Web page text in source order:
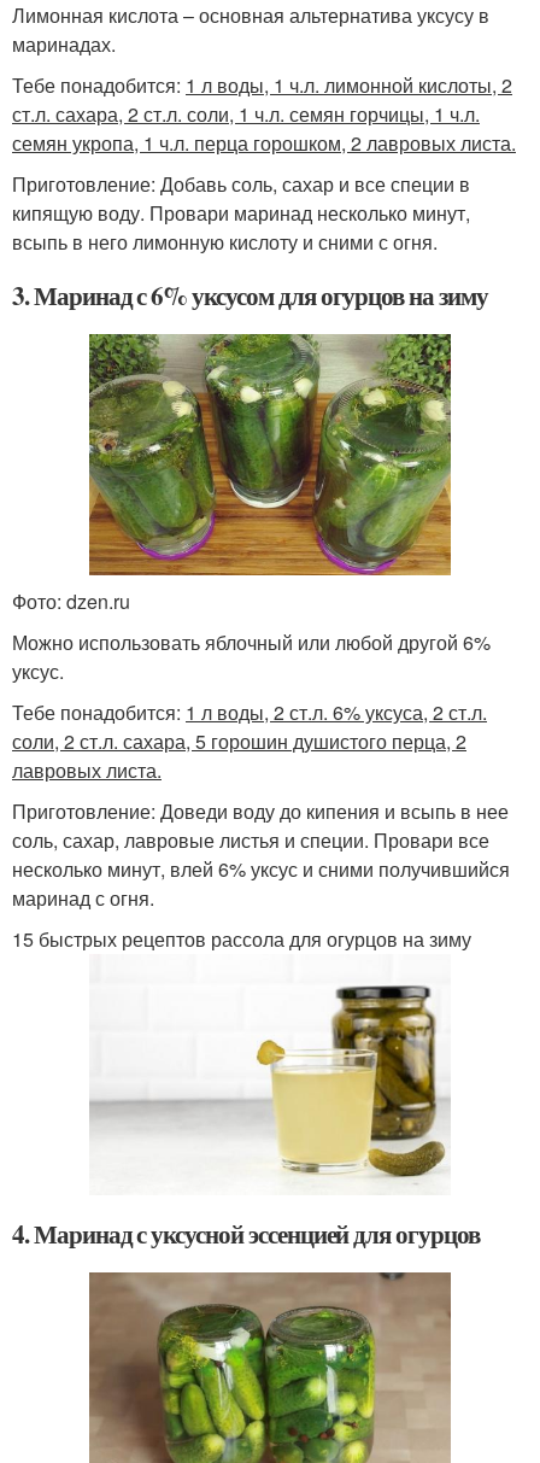
Лимонная кислота – основная альтернатива уксусу в
маринадах.
Тебе понадобится: 1 л воды, 1 ч.л. лимонной кислоты, 2
ст.л. сахара, 2 ст.л. соли, 1 ч.л. семян горчицы, 1 ч.л.
семян укропа, 1 ч.л. перца горошком, 2 лавровых листа.
Приготовление: Добавь соль, сахар и все специи в
кипящую воду. Провари маринад несколько минут,
всыпь в него лимонную кислоту и сними с огня.
3. Маринад с 6% уксусом для огурцов на зиму
Фото: dzen.ru
Можно использовать яблочный или любой другой 6%
уксус.
Тебе понадобится: 1 л воды, 2 ст.л. 6% уксуса, 2 ст.л.
соли, 2 ст.л. сахара, 5 горошин душистого перца, 2
лавровых листа.
Приготовление: Доведи воду до кипения и всыпь в нее
соль, сахар, лавровые листья и специи. Провари все
несколько минут, влей 6% уксус и сними получившийся
маринад с огня.
15 быстрых рецептов рассола для огурцов на зиму
4. Маринад с уксусной эссенцией для огурцов